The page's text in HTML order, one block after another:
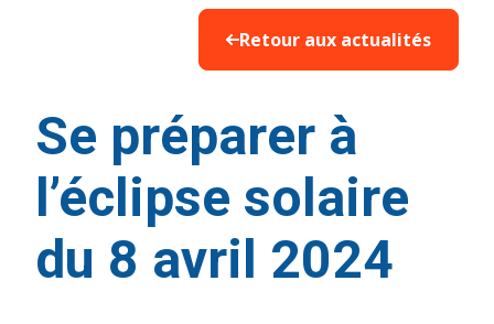
Retour aux actualités
Se préparer à
l’éclipse solaire
du 8 avril 2024